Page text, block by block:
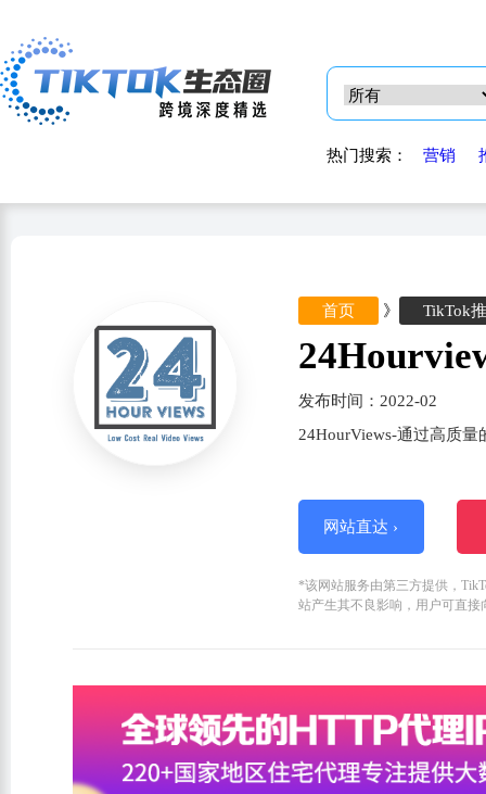
热门搜索： 营销
首页 》 TikTok
发布时间：2022-02
24HourViews-通过高质
网站直达 ›
*该网站服务由第三方提供，
站产生其不良影响，用户可直